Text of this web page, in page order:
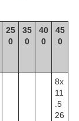
25
0
35
0
40
0
45
0
8x
11
.5
26